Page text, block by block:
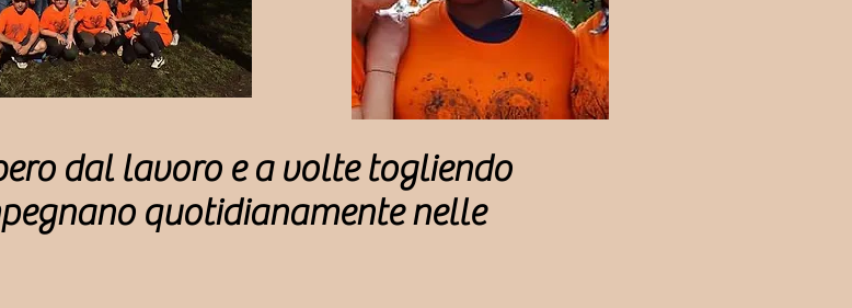
dal lavoro e a volte togliendo
quotidianamente nelle